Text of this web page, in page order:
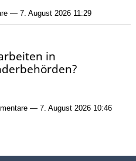
— 7. August 2026 11:29
in
— 7. August 2026 10:46